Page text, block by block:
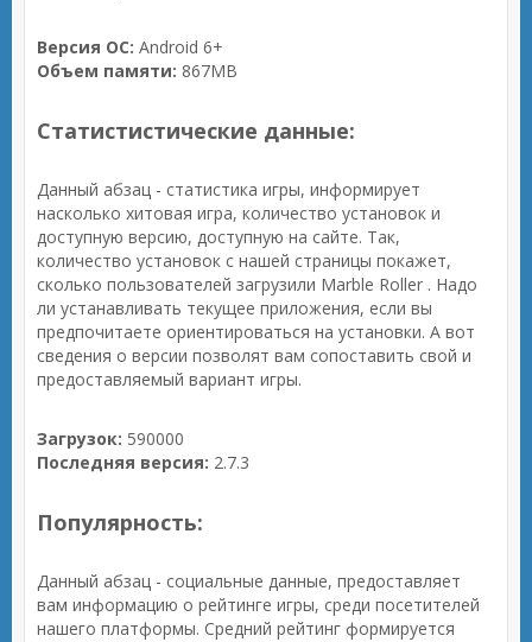
Версия ОС: Android 6+
Объем памяти: 867MB
Статистистические данные:
Данный абзац - статистика игры, информирует
насколько хитовая игра, количество установок и
доступную версию, доступную на сайте. Так,
количество установок с нашей страницы покажет,
сколько пользователей загрузили Marble Roller . Надо
ли устанавливать текущее приложения, если вы
предпочитаете ориентироваться на установки. А вот
сведения о версии позволят вам сопоставить свой и
предоставляемый вариант игры.
Загрузок: 590000
Последняя версия: 2.7.3
Популярность:
Данный абзац - социальные данные, предоставляет
вам информацию о рейтинге игры, среди посетителей
нашего платформы. Средний рейтинг формируется